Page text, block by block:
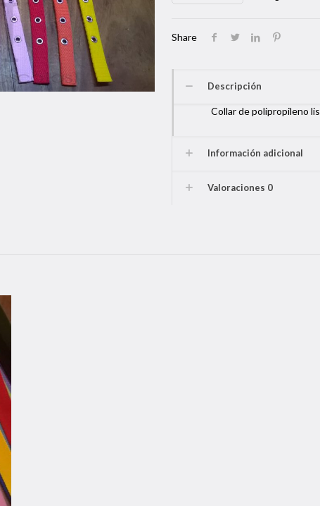
Share
Descripción
Collar de polipropileno
Información adicional
Valoraciones 0